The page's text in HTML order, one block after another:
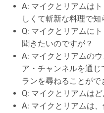
A: マイクとリアムは
しくて斬新な料理で知
Q: マイクとリアムに
聞きたいのですが？
A: マイクとリアムの
ア・チャンネルを通じ
ランを尋ねることがで
Q: マイクとリアムは
A: マイクとリアムは